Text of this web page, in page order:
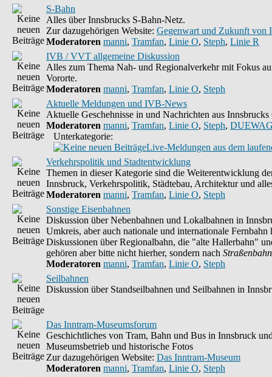
S-Bahn
Alles über Innsbrucks S-Bahn-Netz.
Zur dazugehörigen Website: Gegenwart und Zukunft von
Moderatoren manni, Tramfan, Linie O, Steph, Linie R
IVB / VVT allgemeine Diskussion
Alles zum Thema Nah- und Regionalverkehr mit Fokus
Vororte.
Moderatoren manni, Tramfan, Linie O, Steph
Aktuelle Meldungen und IVB-News
Aktuelle Geschehnisse in und Nachrichten aus
Moderatoren manni, Tramfan, Linie O, Steph,
Unterkategorie:
Live-Meldungen aus dem
Verkehrspolitik und Stadtentwicklung
Themen in dieser Kategorie sind die Weiterentwicklung
Innsbruck, Verkehrspolitik, Städtebau, Architektur und
Moderatoren manni, Tramfan, Linie O, Steph
Sonstige Eisenbahnen
Diskussion über Nebenbahnen und Lokalbahnen in
Umkreis, aber auch nationale und internationale Fernbahn
Diskussionen über Regionalbahn, die "alte Hallerbahn"
gehören aber bitte nicht hierher, sondern nach
Moderatoren manni, Tramfan, Linie O, Steph
Seilbahnen
Diskussion über Standseilbahnen und Seilbahnen in
Das Inntram-Museumsforum
Geschichtliches von Tram, Bahn und Bus in Innsbruck
Museumsbetrieb und historische Fotos
Zur dazugehörigen Website: Das Inntram-Museum
Moderatoren manni, Tramfan, Linie O, Steph